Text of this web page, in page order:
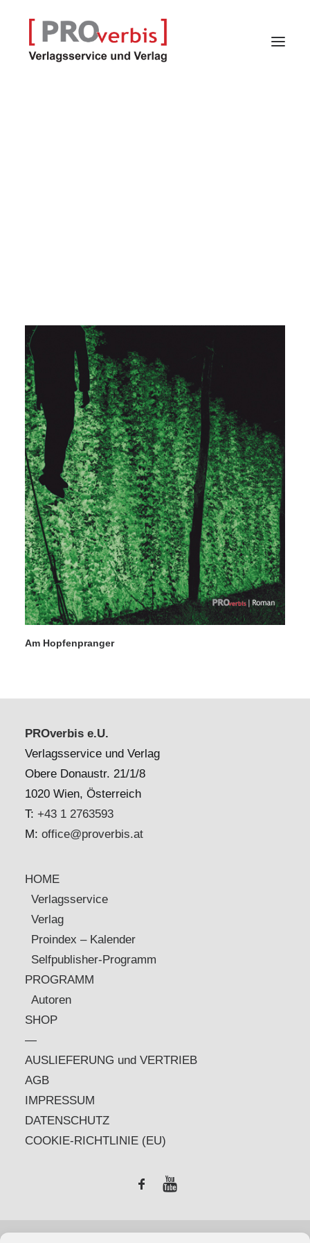
Am Hopfenpranger
PROverbis e.U.
Verlagsservice und Verlag
Obere Donaustr. 21/1/8
1020 Wien, Österreich
T: +43 1 2763593
M: office@proverbis.at
HOME
Verlagsservice
Verlag
Proindex – Kalender
Selfpublisher-Programm
PROGRAMM
Autoren
SHOP
—
AUSLIEFERUNG und VERTRIEB
AGB
IMPRESSUM
DATENSCHUTZ
COOKIE-RICHTLINIE (EU)